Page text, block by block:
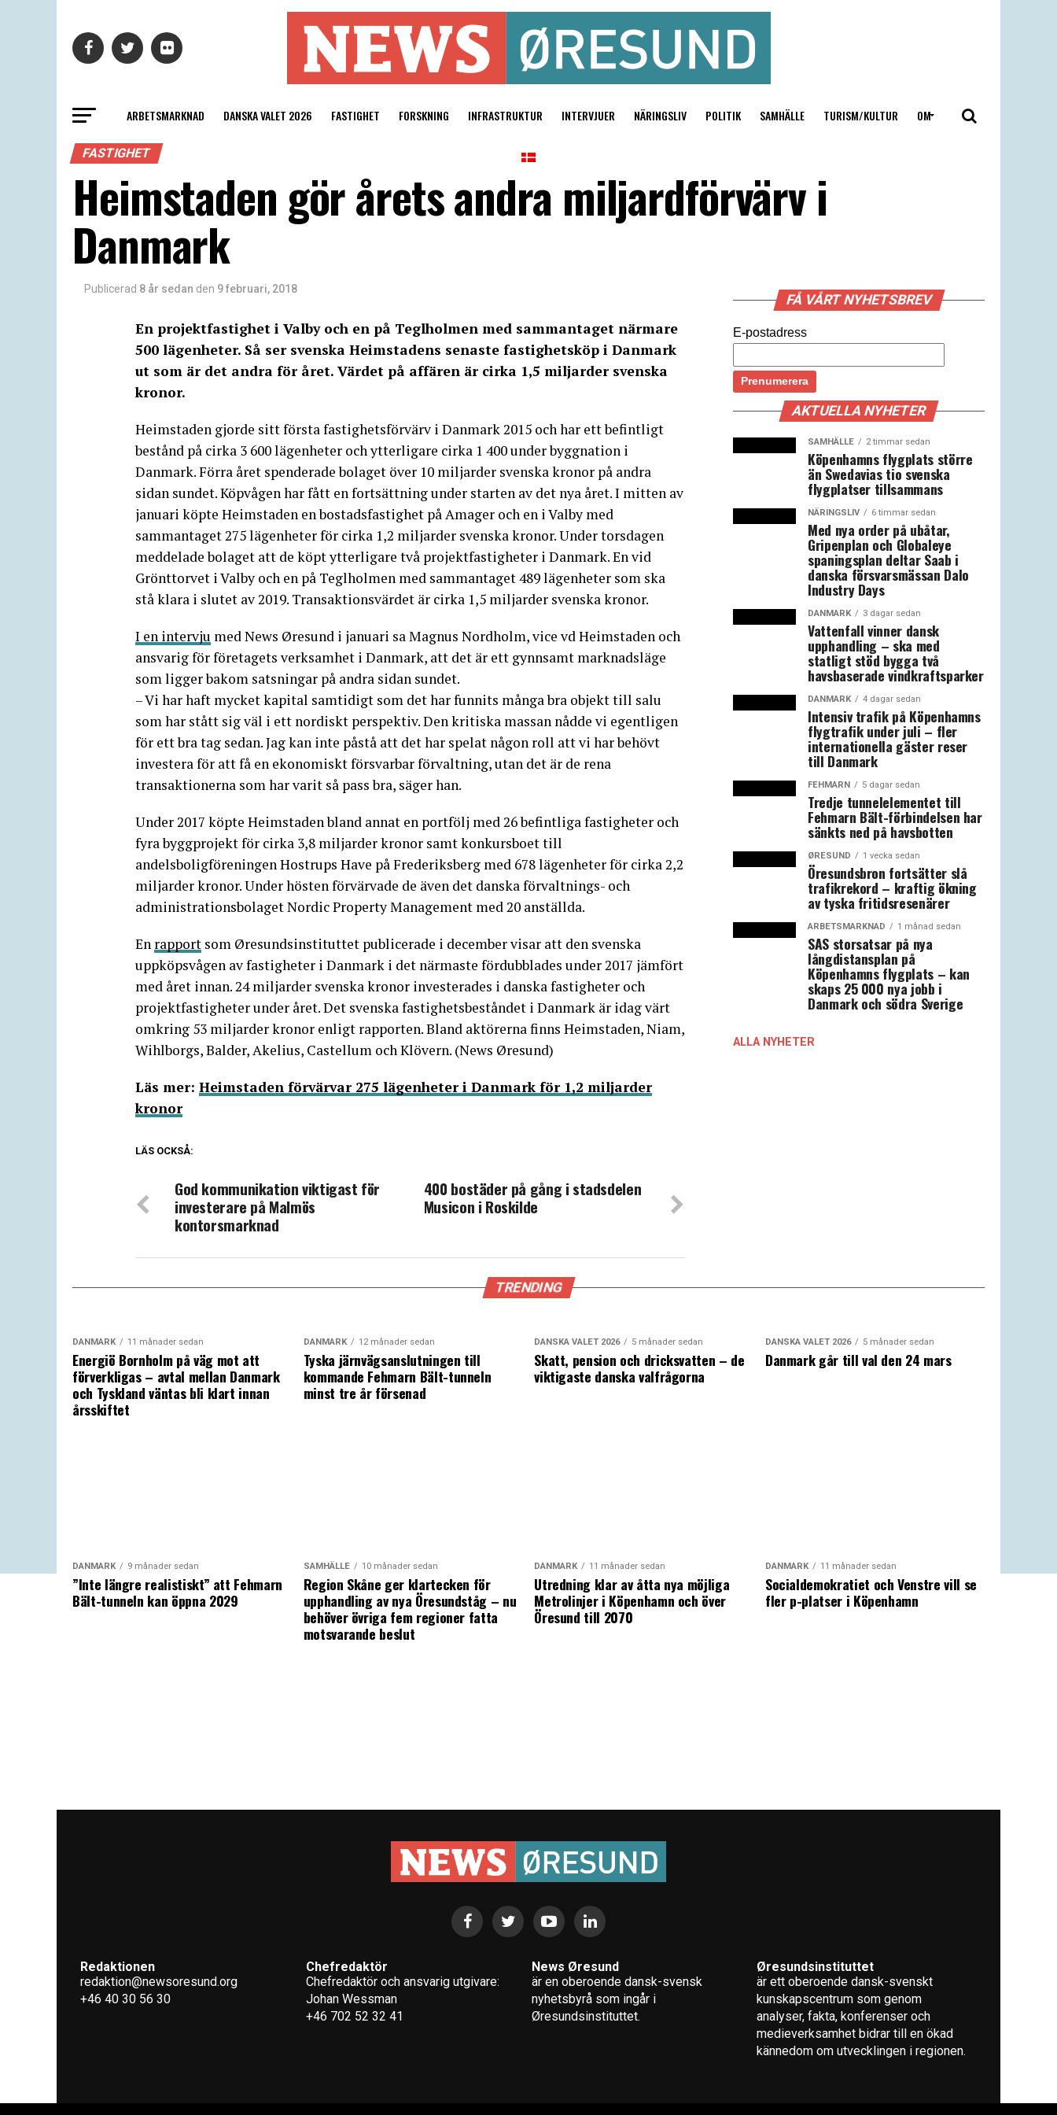
ARBETSMARKNAD DANSKA VALET 2026 FASTIGHET FORSKNING INFRASTRUKTUR INTERVJUER NÄRINGSLIV POLITIK SAMHÄLLE TURISM/KULTUR OM
FASTIGHET
Heimstaden gör årets andra miljardförvärv i
Danmark
Publicerad 8 år sedan den 9 februari, 2018
En projektfastighet i Valby och en på Teglholmen med sammantaget närmare
500 lägenheter. Så ser svenska Heimstadens senaste fastighetsköp i Danmark
ut som är det andra för året. Värdet på affären är cirka 1,5 miljarder svenska
kronor.
Heimstaden gjorde sitt första fastighetsförvärv i Danmark 2015 och har ett befintligt
bestånd på cirka 3 600 lägenheter och ytterligare cirka 1 400 under byggnation i
Danmark. Förra året spenderade bolaget över 10 miljarder svenska kronor på andra
sidan sundet. Köpvågen har fått en fortsättning under starten av det nya året. I mitten av
januari köpte Heimstaden en bostadsfastighet på Amager och en i Valby med
sammantaget 275 lägenheter för cirka 1,2 miljarder svenska kronor. Under torsdagen
meddelade bolaget att de köpt ytterligare två projektfastigheter i Danmark. En vid
Grönttorvet i Valby och en på Teglholmen med sammantaget 489 lägenheter som ska
stå klara i slutet av 2019. Transaktionsvärdet är cirka 1,5 miljarder svenska kronor.
I en intervju med News Øresund i januari sa Magnus Nordholm, vice vd Heimstaden och
ansvarig för företagets verksamhet i Danmark, att det är ett gynnsamt marknadsläge
som ligger bakom satsningar på andra sidan sundet.
– Vi har haft mycket kapital samtidigt som det har funnits många bra objekt till salu
som har stått sig väl i ett nordiskt perspektiv. Den kritiska massan nådde vi egentligen
för ett bra tag sedan. Jag kan inte påstå att det har spelat någon roll att vi har behövt
investera för att få en ekonomiskt försvarbar förvaltning, utan det är de rena
transaktionerna som har varit så pass bra, säger han.
Under 2017 köpte Heimstaden bland annat en portfölj med 26 befintliga fastigheter och
fyra byggprojekt för cirka 3,8 miljarder kronor samt konkursboet till
andelsboligföreningen Hostrups Have på Frederiksberg med 678 lägenheter för cirka 2,2
miljarder kronor. Under hösten förvärvade de även det danska förvaltnings- och
administrationsbolaget Nordic Property Management med 20 anställda.
En rapport som Øresundsinstituttet publicerade i december visar att den svenska
uppköpsvågen av fastigheter i Danmark i det närmaste fördubblades under 2017 jämfört
med året innan. 24 miljarder svenska kronor investerades i danska fastigheter och
projektfastigheter under året. Det svenska fastighetsbeståndet i Danmark är idag värt
omkring 53 miljarder kronor enligt rapporten. Bland aktörerna finns Heimstaden, Niam,
Wihlborgs, Balder, Akelius, Castellum och Klövern. (News Øresund)
Läs mer: Heimstaden förvärvar 275 lägenheter i Danmark för 1,2 miljarder
kronor
LÄS OCKSÅ:
400 bostäder på gång i stadsdelen
Musicon i Roskilde
God kommunikation viktigast för
investerare på Malmös
kontorsmarknad
FÅ VÅRT NYHETSBREV
E-postadress
AKTUELLA NYHETER
SAMHÄLLE 2 timmar sedan
Köpenhamns flygplats större
än Swedavias tio svenska
flygplatser tillsammans
NÄRINGSLIV 6 timmar sedan
Med nya order på ubåtar,
Gripenplan och Globaleye
spaningsplan deltar Saab i
danska försvarsmässan Dalo
Industry Days
DANMARK 3 dagar sedan
Vattenfall vinner dansk
upphandling – ska med
statligt stöd bygga två
havsbaserade vindkraftsparker
DANMARK 4 dagar sedan
Intensiv trafik på Köpenhamns
flygtrafik under juli – fler
internationella gäster reser
till Danmark
FEHMARN 5 dagar sedan
Tredje tunnelelementet till
Fehmarn Bält-förbindelsen har
sänkts ned på havsbotten
ØRESUND 1 vecka sedan
Öresundsbron fortsätter slå
trafikrekord – kraftig ökning
av tyska fritidsresenärer
ARBETSMARKNAD 1 månad sedan
SAS storsatsar på nya
långdistansplan på
Köpenhamns flygplats – kan
skaps 25 000 nya jobb i
Danmark och södra Sverige
ALLA NYHETER
TRENDING
DANMARK 11 månader sedan
Energiö Bornholm på väg mot att
förverkligas – avtal mellan Danmark
och Tyskland väntas bli klart innan
årsskiftet
DANMARK 12 månader sedan
Tyska järnvägsanslutningen till
kommande Fehmarn Bält-tunneln
minst tre år försenad
DANSKA VALET 2026 5 månader sedan
Skatt, pension och dricksvatten – de
viktigaste danska valfrågorna
DANSKA VALET 2026 5 månader sedan
Danmark går till val den 24 mars
DANMARK 9 månader sedan
”Inte längre realistiskt” att Fehmarn
Bält-tunneln kan öppna 2029
SAMHÄLLE 10 månader sedan
Region Skåne ger klartecken för
upphandling av nya Öresundståg – nu
behöver övriga fem regioner fatta
motsvarande beslut
DANMARK 11 månader sedan
Utredning klar av åtta nya möjliga
Metrolinjer i Köpenhamn och över
Öresund till 2070
DANMARK 11 månader sedan
Socialdemokratiet och Venstre vill se
fler p-platser i Köpenhamn
Redaktionen
redaktion@newsoresund.org
+46 40 30 56 30
Chefredaktör
Chefredaktör och ansvarig utgivare:
Johan Wessman
+46 702 52 32 41
News Øresund
är en oberoende dansk-svensk
nyhets­byrå som ingår i
Øresundsinstituttet.
Øresundsinstituttet
är ett oberoende dansk-svenskt
kunskapscentrum som genom
analyser, fakta, konferenser och
medieverksamhet bidrar till en ökad
kännedom om utvecklingen i regionen.